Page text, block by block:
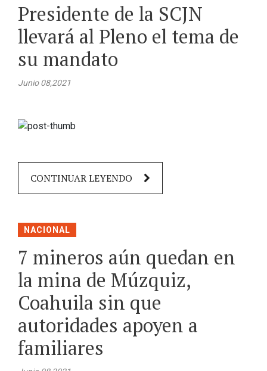
Presidente de la SCJN
llevará al Pleno el tema de
su mandato
Junio 08,2021
CONTINUAR LEYENDO
NACIONAL
7 mineros aún quedan en
la mina de Múzquiz,
Coahuila sin que
autoridades apoyen a
familiares